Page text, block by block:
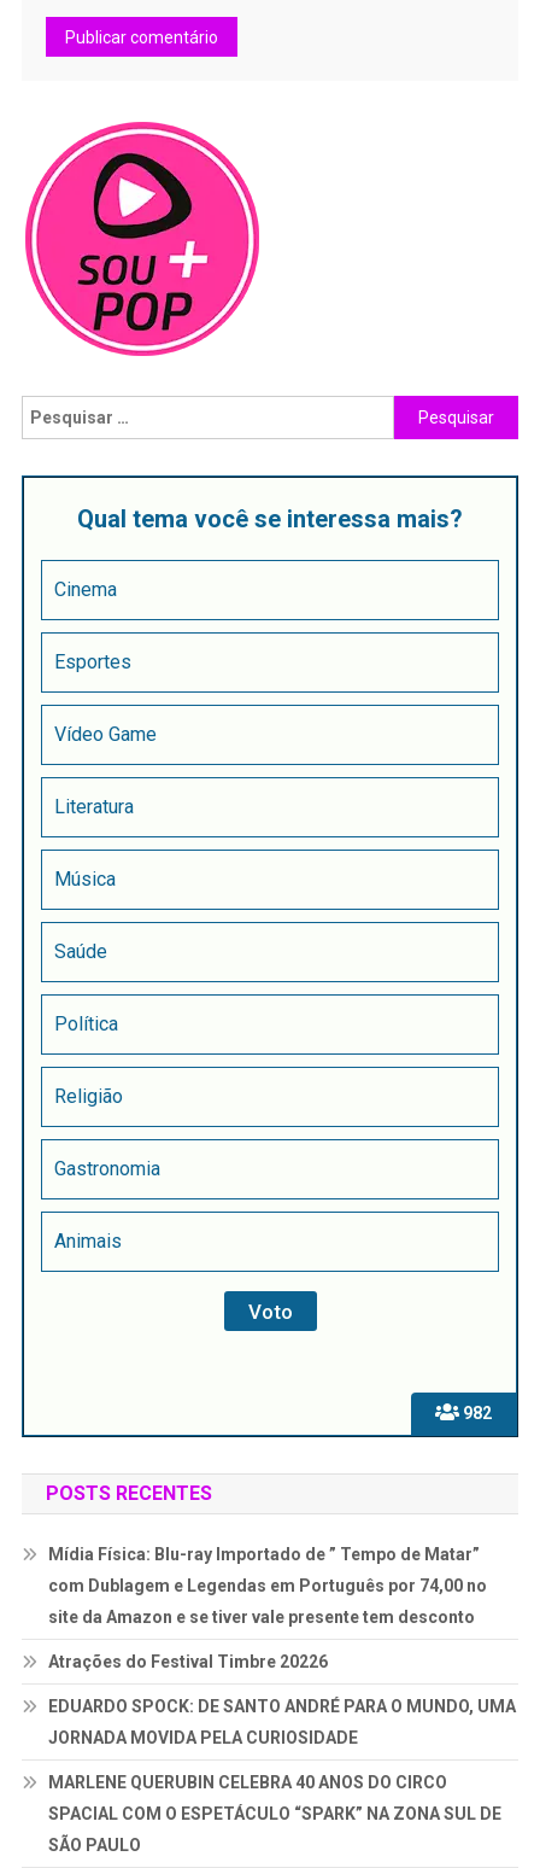
982
Qual tema você se interessa mais?
Cinema
Esportes
Vídeo Game
Literatura
Música
Saúde
Política
Religião
Gastronomia
Animais
POSTS RECENTES
Mídia Física: Blu-ray Importado de ” Tempo de Matar”
com Dublagem e Legendas em Português por 74,00 no
site da Amazon e se tiver vale presente tem desconto
Atrações do Festival Timbre 20226
EDUARDO SPOCK: DE SANTO ANDRÉ PARA O MUNDO, UMA
JORNADA MOVIDA PELA CURIOSIDADE
MARLENE QUERUBIN CELEBRA 40 ANOS DO CIRCO
SPACIAL COM O ESPETÁCULO “SPARK” NA ZONA SUL DE
SÃO PAULO